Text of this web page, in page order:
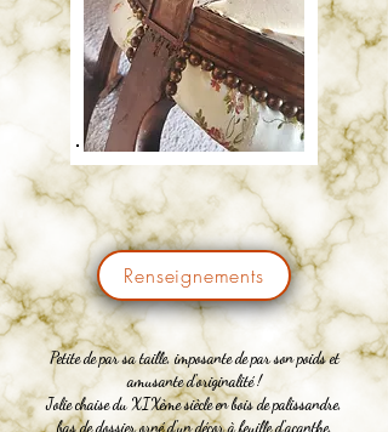
Renseignements
Petite de par sa taille, imposante de par son poids et
amusante d'originalité !
Jolie chaise du XIXème siècle en bois de palissandre,
bas de dossier orné d'un décor à feuille d'acanthe,